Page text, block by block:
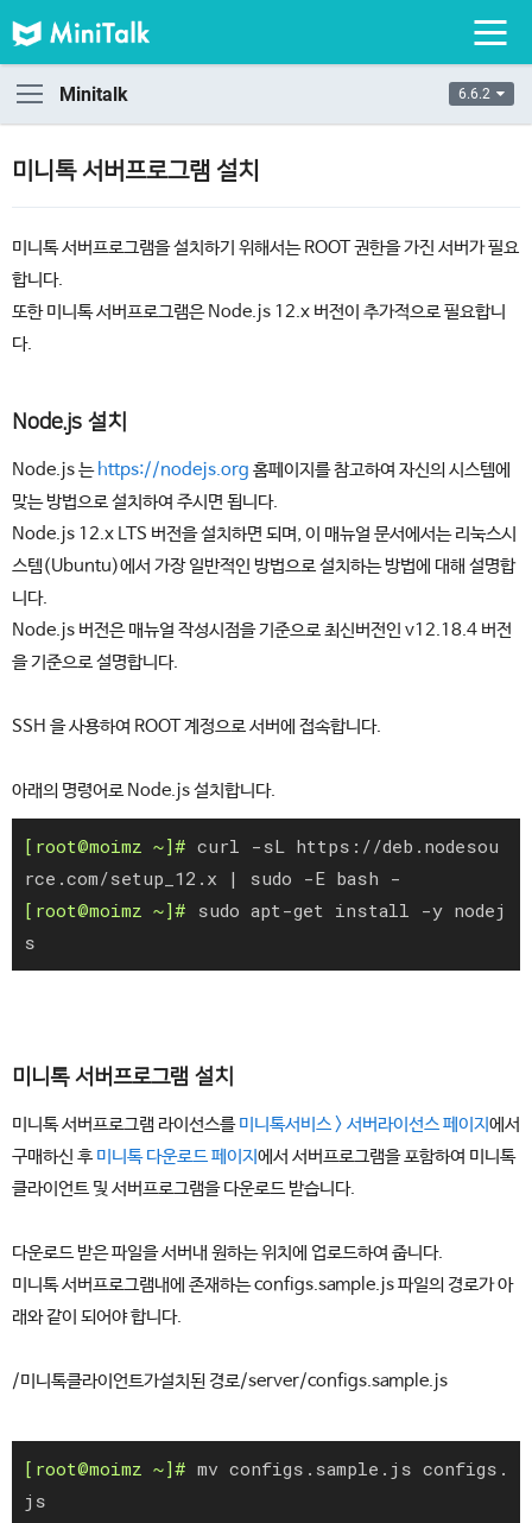
Minitalk 6.6.2
미니톡 서버프로그램 설치
미니톡 서버프로그램을 설치하기 위해서는 ROOT 권한을 가진 서버가 필요
합니다.
또한 미니톡 서버프로그램은 Node.js 12.x 버전이 추가적으로 필요합니
다.
Node.js 설치
Node.js 는 https://nodejs.org 홈페이지를 참고하여 자신의 시스템에
맞는 방법으로 설치하여 주시면 됩니다.
Node.js 12.x LTS 버전을 설치하면 되며, 이 매뉴얼 문서에서는 리눅스시
스템(Ubuntu)에서 가장 일반적인 방법으로 설치하는 방법에 대해 설명합
니다.
Node.js 버전은 매뉴얼 작성시점을 기준으로 최신버전인 v12.18.4 버전
을 기준으로 설명합니다.
SSH 을 사용하여 ROOT 계정으로 서버에 접속합니다.
아래의 명령어로 Node.js 설치합니다.
curl -sL https://deb.nodesou
rce.com/setup_12.x | sudo -E bash -
sudo apt-get install -y nodej
s
미니톡 서버프로그램 설치
미니톡 서버프로그램 라이선스를미니톡서비스 > 서버라이선스 페이지에서
구매하신 후 미니톡 다운로드 페이지에서 서버프로그램을 포함하여 미니톡
클라이언트 및 서버프로그램을 다운로드 받습니다.
다운로드 받은 파일을 서버내 원하는 위치에 업로드하여 줍니다.
미니톡 서버프로그램내에 존재하는 configs.sample.js 파일의 경로가 아
래와 같이 되어야 합니다.
/미니톡클라이언트가설치된 경로/server/configs.sample.js
mv configs.sample.js configs.
js